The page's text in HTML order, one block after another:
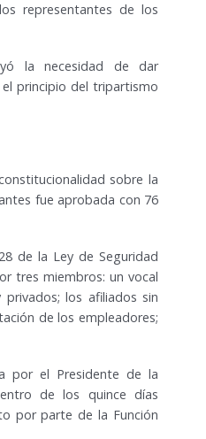
representantes de los
la necesidad de dar
principio del tripartismo
sobre la
fue aprobada con 76
de la Ley de Seguridad
tres miembros: un vocal
los afiliados sin
de los empleadores;
por el Presidente de la
de los quince días
por parte de la Función